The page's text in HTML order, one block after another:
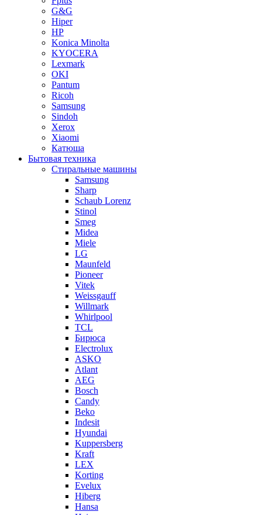
G&G
Hiper
HP
Konica Minolta
KYOCERA
Lexmark
OKI
Pantum
Ricoh
Samsung
Sindoh
Xerox
Xiaomi
Катюша
Бытовая техника
Стиральные машины
Samsung
Sharp
Schaub Lorenz
Stinol
Smeg
Midea
Miele
LG
Maunfeld
Pioneer
Vitek
Weissgauff
Willmark
Whirlpool
TCL
Бирюса
Electrolux
ASKO
Atlant
AEG
Bosch
Candy
Beko
Indesit
Hyundai
Kuppersberg
Kraft
LEX
Korting
Evelux
Hiberg
Hansa